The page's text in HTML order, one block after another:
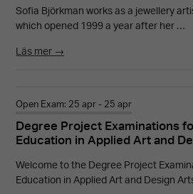
Sofia Björkman works as a jewellery
which opened 1999 a year after her …
Läs mer →
Open Exam: 25 apr - 25 apr
Degree Project Examinations
Education in Applied Art and
Welcome to the Degree Project
Education in Applied Art and Design